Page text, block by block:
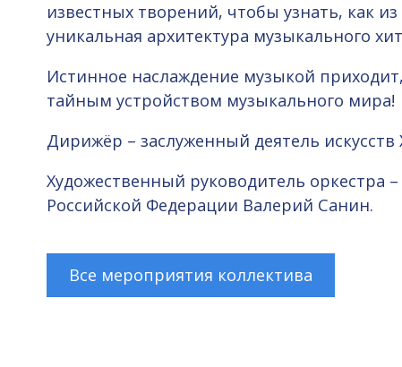
известных творений, чтобы узнать, как из
уникальная архитектура музыкального
Истинное наслаждение музыкой
тайным устройством музыкального мира!
Дирижёр – заслуженный деятель
Художественный руководитель оркестра
Российской Федерации Валерий Санин.
Все мероприятия коллектива